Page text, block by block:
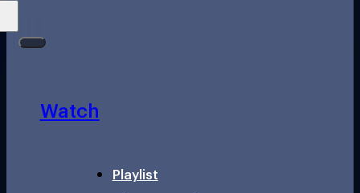
Watch
Playlist